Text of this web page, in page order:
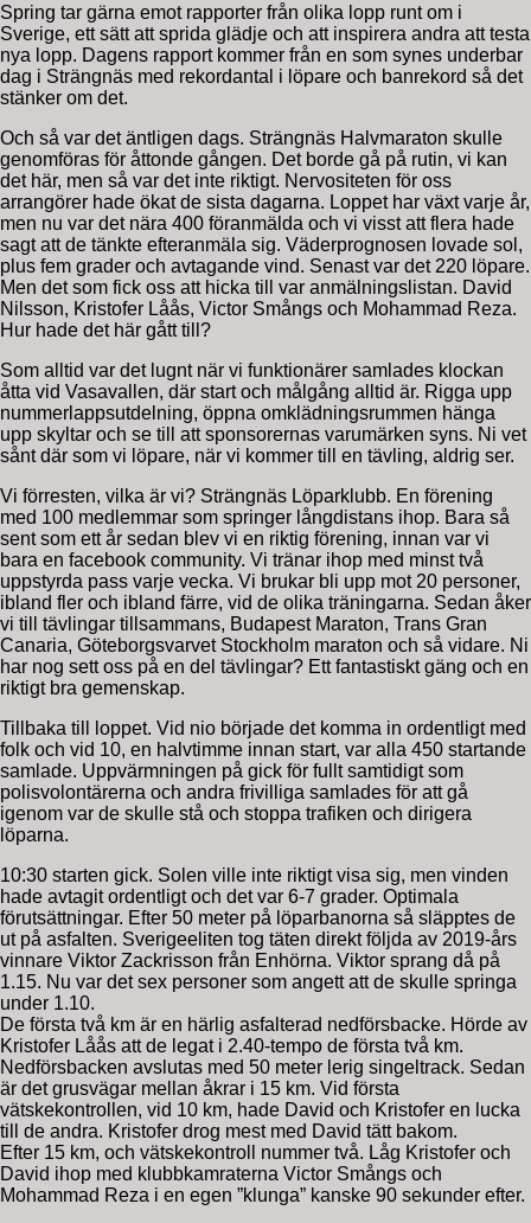
Spring tar gärna emot rapporter från olika lopp runt om i
Sverige, ett sätt att sprida glädje och att inspirera andra att testa
nya lopp. Dagens rapport kommer från en som synes underbar
dag i Strängnäs med rekordantal i löpare och banrekord så det
stänker om det.
Och så var det äntligen dags. Strängnäs Halvmaraton skulle
genomföras för åttonde gången. Det borde gå på rutin, vi kan
det här, men så var det inte riktigt. Nervositeten för oss
arrangörer hade ökat de sista dagarna. Loppet har växt varje år,
men nu var det nära 400 föranmälda och vi visst att flera hade
sagt att de tänkte efteranmäla sig. Väderprognosen lovade sol,
plus fem grader och avtagande vind. Senast var det 220 löpare.
Men det som fick oss att hicka till var anmälningslistan. David
Nilsson, Kristofer Låås, Victor Smångs och Mohammad Reza.
Hur hade det här gått till?
Som alltid var det lugnt när vi funktionärer samlades klockan
åtta vid Vasavallen, där start och målgång alltid är. Rigga upp
nummerlappsutdelning, öppna omklädningsrummen hänga
upp skyltar och se till att sponsorernas varumärken syns. Ni vet
sånt där som vi löpare, när vi kommer till en tävling, aldrig ser.
Vi förresten, vilka är vi? Strängnäs Löparklubb. En förening
med 100 medlemmar som springer långdistans ihop. Bara så
sent som ett år sedan blev vi en riktig förening, innan var vi
bara en facebook community. Vi tränar ihop med minst två
uppstyrda pass varje vecka. Vi brukar bli upp mot 20 personer,
ibland fler och ibland färre, vid de olika träningarna. Sedan åker
vi till tävlingar tillsammans, Budapest Maraton, Trans Gran
Canaria, Göteborgsvarvet Stockholm maraton och så vidare. Ni
har nog sett oss på en del tävlingar? Ett fantastiskt gäng och en
riktigt bra gemenskap.
Tillbaka till loppet. Vid nio började det komma in ordentligt med
folk och vid 10, en halvtimme innan start, var alla 450 startande
samlade. Uppvärmningen på gick för fullt samtidigt som
polisvolontärerna och andra frivilliga samlades för att gå
igenom var de skulle stå och stoppa trafiken och dirigera
löparna.
10:30 starten gick. Solen ville inte riktigt visa sig, men vinden
hade avtagit ordentligt och det var 6-7 grader. Optimala
förutsättningar. Efter 50 meter på löparbanorna så släpptes de
ut på asfalten. Sverigeeliten tog täten direkt följda av 2019-års
vinnare Viktor Zackrisson från Enhörna. Viktor sprang då på
1.15. Nu var det sex personer som angett att de skulle springa
under 1.10.
De första två km är en härlig asfalterad nedförsbacke. Hörde av
Kristofer Låås att de legat i 2.40-tempo de första två km.
Nedförsbacken avslutas med 50 meter lerig singeltrack. Sedan
är det grusvägar mellan åkrar i 15 km. Vid första
vätskekontrollen, vid 10 km, hade David och Kristofer en lucka
till de andra. Kristofer drog mest med David tätt bakom.
Efter 15 km, och vätskekontroll nummer två. Låg Kristofer och
David ihop med klubbkamraterna Victor Smångs och
Mohammad Reza i en egen ”klunga” kanske 90 sekunder efter.